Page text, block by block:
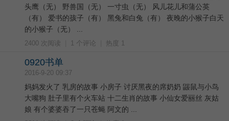
头鹰（无） 野兽国（无） 一寸虫（无） 风儿花儿和蒲公英
（有） 爱书的孩子（有） 黑兔和白兔（有） 夜晚的小猴子白天
的小猴子（无） ...
2400 次阅读 1 个评论 热度 1
0920书单
2016-9-20 09:37
妈妈发火了 乳房的故事 小房子 讨厌黑夜的席奶奶 鼹鼠与小鸟
大嘴狗 肚子里有个火车站 十二生肖的故事 小仙女爱丽丝 灰姑
娘 有个婆婆吞了一只苍蝇 阿文的 ...